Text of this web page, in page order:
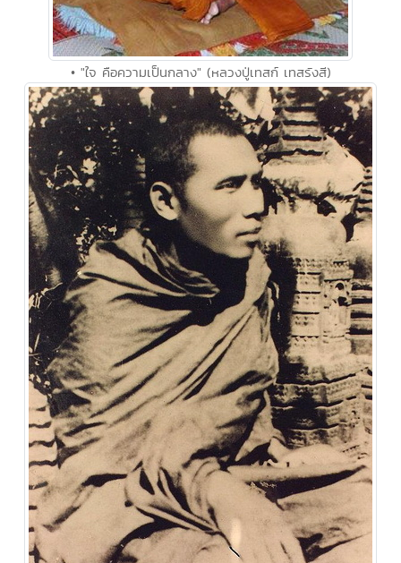
• "ใจ คือความเป็นกลาง" (หลวงปู่เทสก์ เทสรังสี)